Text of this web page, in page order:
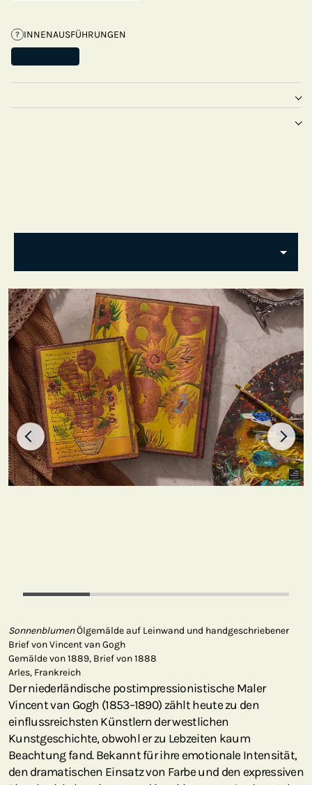
? INNENAUSFÜHRUNGEN
SonnenblumenÖlgemälde auf Leinwand und handgeschriebener
Brief von Vincent van Gogh
Gemälde von 1889, Brief von 1888
Arles, Frankreich
Der niederländische postimpressionistische Maler
Vincent van Gogh (1853–1890) zählt heute zu den
einflussreichsten Künstlern der westlichen
Kunstgeschichte, obwohl er zu Lebzeiten kaum
Beachtung fand. Bekannt für ihre emotionale Intensität,
den dramatischen Einsatz von Farbe und den expressiven